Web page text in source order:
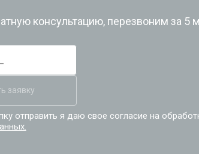
консультацию, перезвоним за 5
заявку
отправить я даю свое согласие на